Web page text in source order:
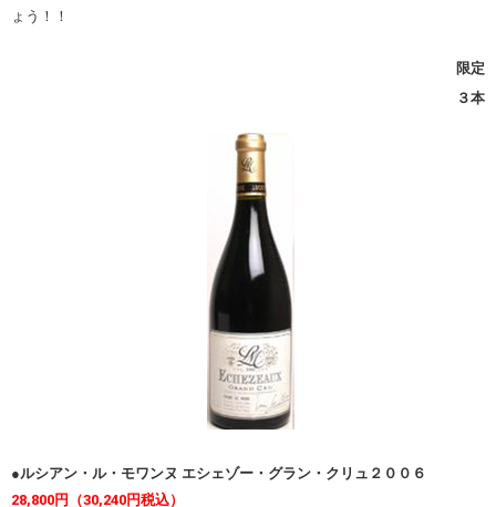
ょう！！
限定
３本
●ルシアン・ル・モワンヌ エシェゾー・グラン・クリュ２００６
28,800円（30,240円税込）